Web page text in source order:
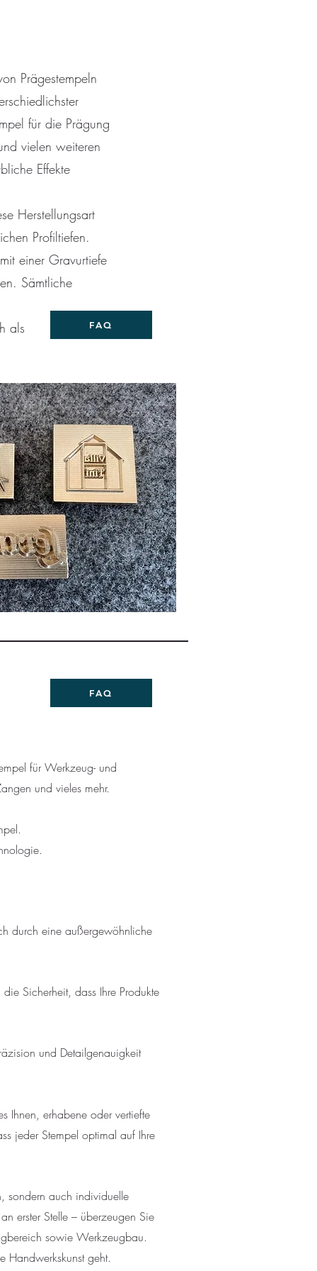
Prägestempeln
für die Prägung
vielen weiteren
Effekte
Herstellungsart
Profiltiefen.
einer Gravurtiefe
Sämtliche
als FAQ
FAQ
für Werkzeug- und
und vieles mehr.
durch eine außergewöhnliche
Sicherheit, dass Ihre Produkte
und Detailgenauigkeit
Ihnen, erhabene oder vertiefte
jeder Stempel optimal auf Ihre
sondern auch individuelle
erster Stelle – überzeugen Sie
sowie Werkzeugbau.
Handwerkskunst geht.